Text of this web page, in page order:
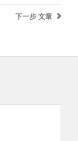
下一步 文章